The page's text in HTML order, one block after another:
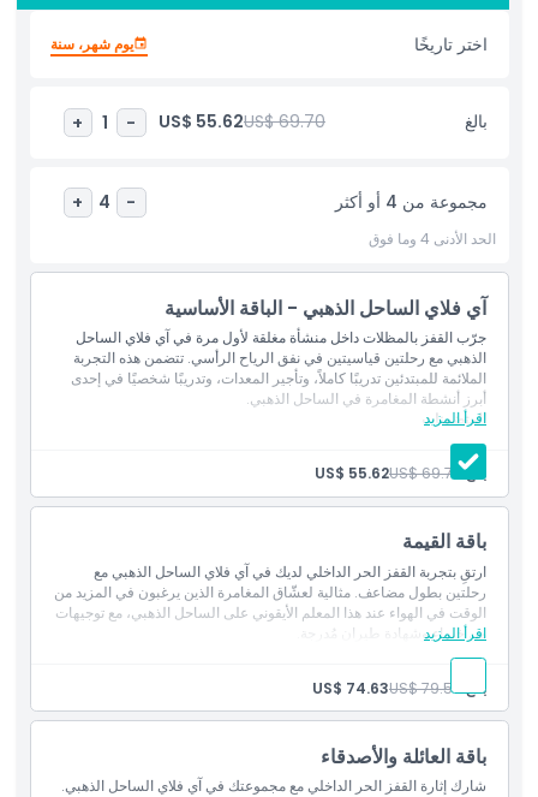
القفز داخل الصالة.
الاستثناءات
غير مناسب لـ
ساعات العمل
ما يجب معرفته
نقطة البداية نقطة النهاية
الموقع
الشروط والأحكام
سياسة الإلغاء
اختر تاريخًا يوم شهر، سنة
بالغ US$ 69.70
US$ 55.62
-
1
+
مجموعة من 4 أو أكثر -
4
+
الحد الأدنى 4 وما فوق
آي فلاي الساحل الذهبي - الباقة الأساسية
جرّب القفز بالمظلات داخل منشأة مغلقة لأول مرة في آي فلاي الساحل
الذهبي مع رحلتين قياسيتين في نفق الرياح الرأسي. تتضمن هذه التجربة
الملائمة للمبتدئين تدريبًا كاملاً، وتأجير المعدات، وتدريبًا شخصيًا في إحدى
أبرز أنشطة المغامرة في الساحل الذهبي.
اقرأ المزيد
المتضمنات
دورتان من القفز الحر الداخلي مع توفير المعدات والتدريب.
بالغ:US$ 69.70
US$ 55.62
باقة القيمة
ارتقِ بتجربة القفز الحر الداخلي لديك في آي فلاي الساحل الذهبي مع
رحلتين بطول مضاعف. مثالية لعشّاق المغامرة الذين يرغبون في المزيد من
الوقت في الهواء عند هذا المعلم الأيقوني على الساحل الذهبي، مع توجيهات
من خبراء وشهادة طيران مُدرجة.
اقرأ المزيد
بالغ:US$ 79.56
US$ 74.63
باقة العائلة والأصدقاء
شارك إثارة القفز الحر الداخلي مع مجموعتك في آي فلاي الساحل الذهبي.